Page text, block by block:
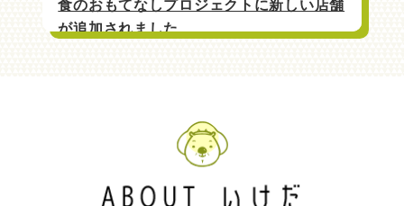
食のおもてなしプロジェクトに新しい店舗
が追加されました
2026/6/23 更新